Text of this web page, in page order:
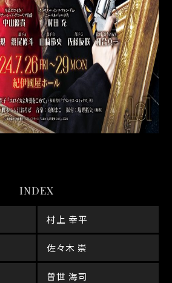
INDEX
村上 幸平
佐々木 崇
曽世 海司